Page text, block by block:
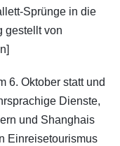
Sprünge in die
gestellt von
6. Oktober statt und
Dienste,
und Shanghais
Einreisetourismus